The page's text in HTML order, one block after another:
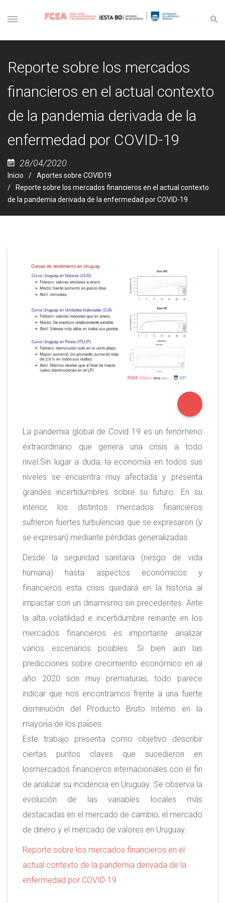
Reporte sobre los mercados
financieros en el actual contexto
de la pandemia derivada de la
enfermedad por COVID-19
28/04/2020
Inicio
Aportes sobre COVID19
Reporte sobre los mercados financieros en el actual contexto
de la pandemia derivada de la enfermedad por COVID-19
La pandemia global de Covid 19 es un fenómeno
extraordinario que genera una crisis a todo
nivel.Sin lugar a duda, la economı́a en todos sus
niveles se encuentra muy afectada y presenta
grandes incertidumbres sobre su futuro. En su
interior, los distintos mercados financieros
sufrieron fuertes turbulencias que se expresaron (y
se expresan) mediante pérdidas generalizadas.
Desde la seguridad sanitaria (riesgo de vida
humana) hasta aspectos económicos y
financieros esta crisis quedará en la historia al
impactar con un dinamismo sin precedentes. Ante
la alta volatilidad e incertidumbre reinante en los
mercados financieros es importante analizar
varios escenarios posibles. Si bien aún las
predicciones sobre crecimiento económico en al
año 2020 son muy prematuras, todo parece
indicar que nos encontramos frente a una fuerte
disminución del Producto Bruto Interno en la
mayorı́a de los paı́ses.
Este trabajo presenta como objetivo describir
ciertas puntos claves que sucedieron en
losmercados financieros internacionales con el fin
de analizar su incidencia en Uruguay. Se observa la
evolución de las variables locales más
destacadas en el mercado de cambio, el mercado
de dinero y el mercado de valores en Uruguay.
Reporte sobre los mercados financieros en el
actual contexto de la pandemia derivada de la
enfermedad por COVID-19